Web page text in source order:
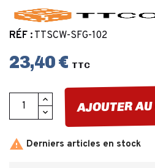
RÉF : TTSCW-SFG-102
23,40 € TTC
AJOUTER
 Derniers articles en stock